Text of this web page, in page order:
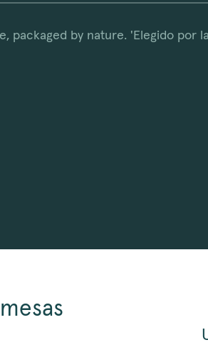
packaged by nature. 'Elegido por